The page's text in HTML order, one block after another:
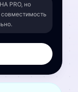
PRO, но
совместимость